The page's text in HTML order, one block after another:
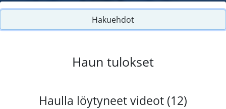
Hakuehdot
Haun tulokset
Haulla löytyneet videot (12)